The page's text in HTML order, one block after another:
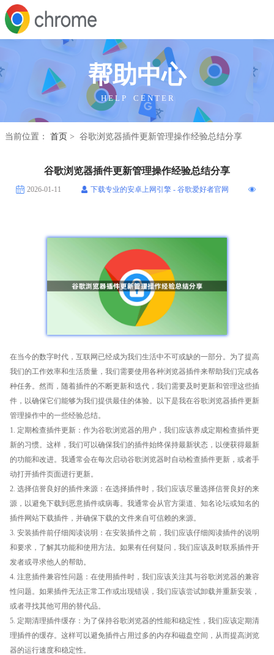
帮助中心
H E L P C E N T E R
当前位置： 首页 > 谷歌浏览器插件更新管理操作经验总结分享
谷歌浏览器插件更新管理操作经验总结分享
2026-01-11 下载专业的安卓上网引擎 - 谷歌爱好者官网
在当今的数字时代，互联网已经成为我们生活中不可或缺的一部分。为了提高
我们的工作效率和生活质量，我们需要使用各种浏览器插件来帮助我们完成各
种任务。然而，随着插件的不断更新和迭代，我们需要及时更新和管理这些插
件，以确保它们能够为我们提供最佳的体验。以下是我在谷歌浏览器插件更新
管理操作中的一些经验总结。
1. 定期检查插件更新：作为谷歌浏览器的用户，我们应该养成定期检查插件更
新的习惯。这样，我们可以确保我们的插件始终保持最新状态，以便获得最新
的功能和改进。我通常会在每次启动谷歌浏览器时自动检查插件更新，或者手
动打开插件页面进行更新。
2. 选择信誉良好的插件来源：在选择插件时，我们应该尽量选择信誉良好的来
源，以避免下载到恶意插件或病毒。我通常会从官方渠道、知名论坛或知名的
插件网站下载插件，并确保下载的文件来自可信赖的来源。
3. 安装插件前仔细阅读说明：在安装插件之前，我们应该仔细阅读插件的说明
和要求，了解其功能和使用方法。如果有任何疑问，我们应该及时联系插件开
发者或寻求他人的帮助。
4. 注意插件兼容性问题：在使用插件时，我们应该关注其与谷歌浏览器的兼容
性问题。如果插件无法正常工作或出现错误，我们应该尝试卸载并重新安装，
或者寻找其他可用的替代品。
5. 定期清理插件缓存：为了保持谷歌浏览器的性能和稳定性，我们应该定期清
理插件的缓存。这样可以避免插件占用过多的内存和磁盘空间，从而提高浏览
器的运行速度和稳定性。